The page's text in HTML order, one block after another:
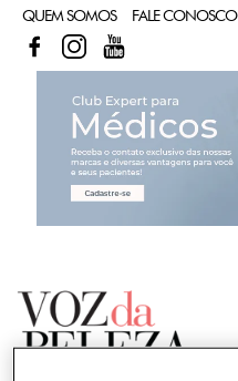
QUEM SOMOS FALE CONOSCO
FACEBOOKINSTAGRAM